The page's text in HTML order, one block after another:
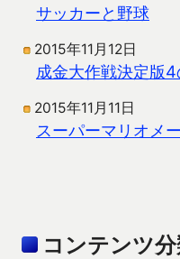
サッカーと野球
2015年11月12日
成金大作戦決定版
2015年11月11日
スーパーマリオメ
コンテンツ